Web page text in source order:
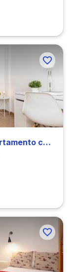
Luminoso quarto duplo num apartamento com 3 quartos em El Raval